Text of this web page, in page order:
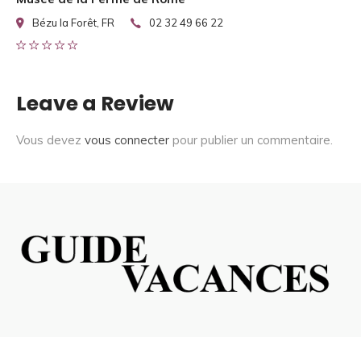
Bézu la Forêt, FR 02 32 49 66 22
Leave a Review
Vous devez vous connecter pour publier un commentaire.